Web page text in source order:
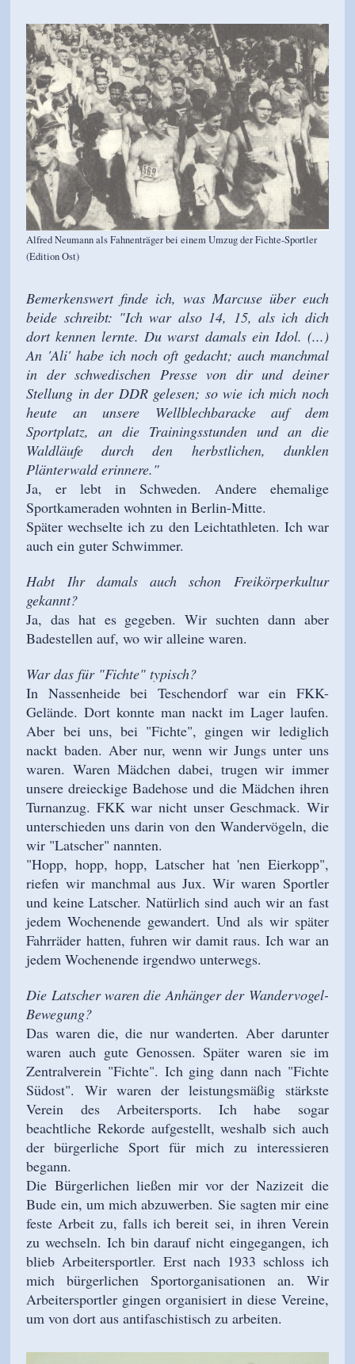
Alfred Neumann als Fahnenträger bei einem Umzug der Fichte-Sportler
(Edition Ost)
Bemerkenswert finde ich, was Marcuse über euch
beide schreibt: "Ich war also 14, 15, als ich dich
dort kennen lernte. Du warst damals ein Idol. (...)
An 'Ali' habe ich noch oft gedacht; auch manchmal
in der schwedischen Presse von dir und deiner
Stellung in der DDR gelesen; so wie ich mich noch
heute an unsere Wellblechbaracke auf dem
Sportplatz, an die Trainingsstunden und an die
Waldläufe durch den herbstlichen, dunklen
Plänterwald erinnere."
Ja, er lebt in Schweden. Andere ehemalige
Sportkameraden wohnten in Berlin-Mitte.
Später wechselte ich zu den Leichtathleten. Ich war
auch ein guter Schwimmer.
Habt Ihr damals auch schon Freikörperkultur
gekannt?
Ja, das hat es gegeben. Wir suchten dann aber
Badestellen auf, wo wir alleine waren.
War das für "Fichte" typisch?
In Nassenheide bei Teschendorf war ein FKK-
Gelände. Dort konnte man nackt im Lager laufen.
Aber bei uns, bei "Fichte", gingen wir lediglich
nackt baden. Aber nur, wenn wir Jungs unter uns
waren. Waren Mädchen dabei, trugen wir immer
unsere dreieckige Badehose und die Mädchen ihren
Turnanzug. FKK war nicht unser Geschmack. Wir
unterschieden uns darin von den Wandervögeln, die
wir "Latscher" nannten.
"Hopp, hopp, hopp, Latscher hat 'nen Eierkopp",
riefen wir manchmal aus Jux. Wir waren Sportler
und keine Latscher. Natürlich sind auch wir an fast
jedem Wochenende gewandert. Und als wir später
Fahrräder hatten, fuhren wir damit raus. Ich war an
jedem Wochenende irgendwo unterwegs.
Die Latscher waren die Anhänger der Wandervogel-
Bewegung?
Das waren die, die nur wanderten. Aber darunter
waren auch gute Genossen. Später waren sie im
Zentralverein "Fichte". Ich ging dann nach "Fichte
Südost". Wir waren der leistungsmäßig stärkste
Verein des Arbeitersports. Ich habe sogar
beachtliche Rekorde aufgestellt, weshalb sich auch
der bürgerliche Sport für mich zu interessieren
begann.
Die Bürgerlichen ließen mir vor der Nazizeit die
Bude ein, um mich abzuwerben. Sie sagten mir eine
feste Arbeit zu, falls ich bereit sei, in ihren Verein
zu wechseln. Ich bin darauf nicht eingegangen, ich
blieb Arbeitersportler. Erst nach 1933 schloss ich
mich bürgerlichen Sportorganisationen an. Wir
Arbeitersportler gingen organisiert in diese Vereine,
um von dort aus antifaschistisch zu arbeiten.